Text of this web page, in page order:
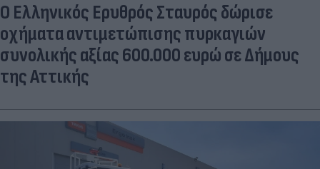
Ο Ελληνικός Ερυθρός Σταυρός δώρισε
οχήματα αντιμετώπισης πυρκαγιών
συνολικής αξίας 600.000 ευρώ σε Δήμους
της Αττικής